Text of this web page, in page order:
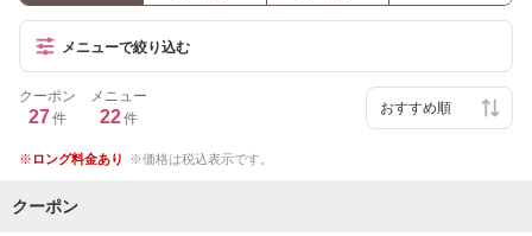
メニューで絞り込む
クーポン
27件
メニュー
22件
ロング料金あり 価格は税込表示です。
クーポン